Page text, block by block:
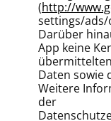
(http://
settings/ads/
Darüber
App keine
übermittelten
Daten sowie
Weitere
der